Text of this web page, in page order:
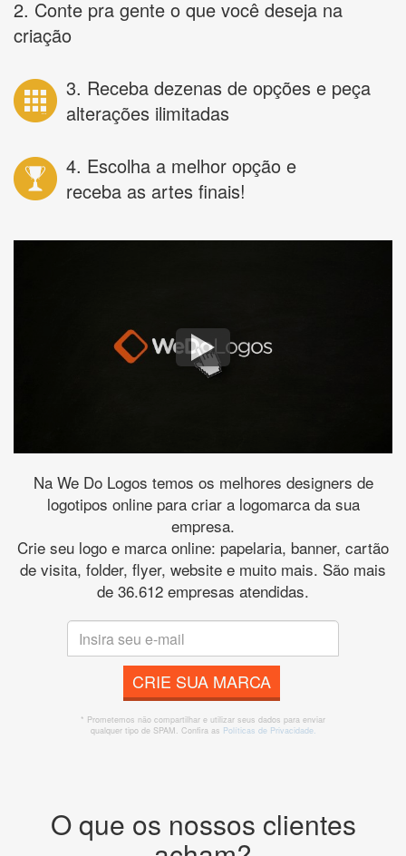
2. Conte pra gente o que você deseja na
criação
3. Receba dezenas de opções e peça
alterações ilimitadas
4. Escolha a melhor opção e
receba as artes finais!
Na We Do Logos temos os melhores designers de
logotipos online para criar a logomarca da sua
empresa.
Crie seu logo e marca online: papelaria, banner, cartão
de visita, folder, flyer, website e muito mais. São mais
de 36.612 empresas atendidas.
CRIE SUA MARCA
* Prometemos não compartilhar e utilizar seus dados para enviar
qualquer tipo de SPAM. Confira as Políticas de Privacidade.
O que os nossos clientes